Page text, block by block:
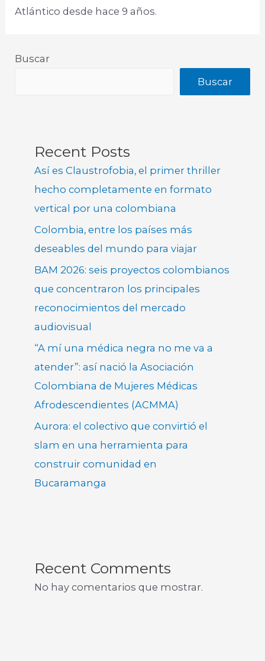
Atlántico desde hace 9 años.
Buscar
Buscar
Recent Posts
Así es Claustrofobia, el primer thriller
hecho completamente en formato
vertical por una colombiana
Colombia, entre los países más
deseables del mundo para viajar
BAM 2026: seis proyectos colombianos
que concentraron los principales
reconocimientos del mercado
audiovisual
“A mí una médica negra no me va a
atender”: así nació la Asociación
Colombiana de Mujeres Médicas
Afrodescendientes (ACMMA)
Aurora: el colectivo que convirtió el
slam en una herramienta para
construir comunidad en
Bucaramanga
Recent Comments
No hay comentarios que mostrar.